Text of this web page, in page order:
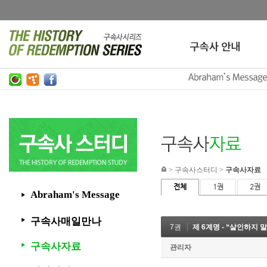
> 구속사스터디 > 구속사자료
▶ Abraham's Message
▶ 구속사매일만나
▶ 구속사자료
전체 1권 2권
7권 제 6계명 - “살인하지
관리자